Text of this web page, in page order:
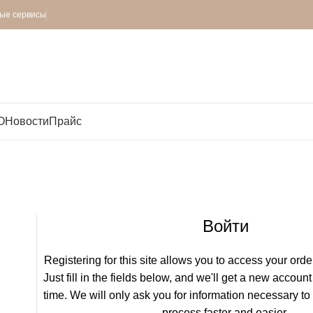
сервисы
НовостиПрайс
Войти
Registering for this site allows you to access your
Just fill in the fields below, and we'll get a new
time. We will only ask you for information necessary